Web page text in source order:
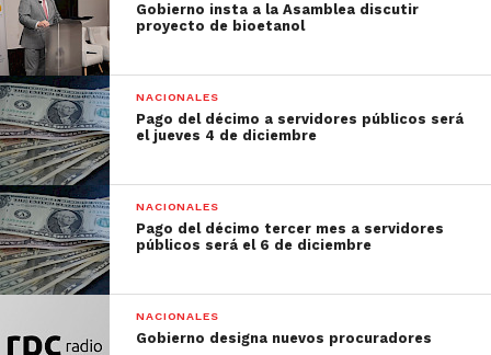
Gobierno insta a la Asamblea discutir
proyecto de bioetanol
NACIONALES
Pago del décimo a servidores públicos será
el jueves 4 de diciembre
NACIONALES
Pago del décimo tercer mes a servidores
públicos será el 6 de diciembre
NACIONALES
Gobierno designa nuevos procuradores